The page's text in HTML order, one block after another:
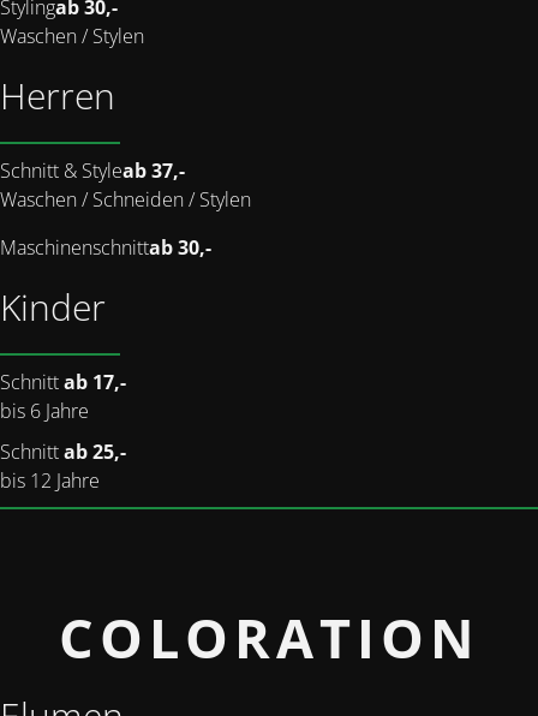
Stylingab 30,-
Waschen / Stylen
Herren
Schnitt & Styleab 37,-
Waschen / Schneiden / Stylen
Maschinenschnittab 30,-
Kinder
Schnittab 17,-
bis 6 Jahre
Schnittab 25,-
bis 12 Jahre
COLORATION